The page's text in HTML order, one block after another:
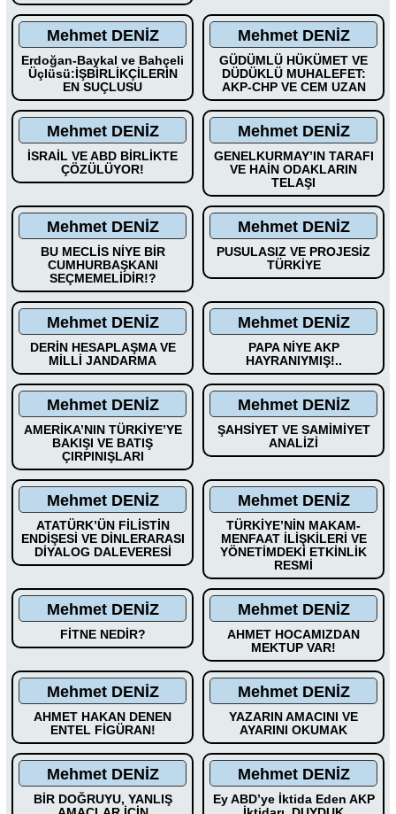
Mehmet DENİZ
Erdoğan-Baykal ve Bahçeli
Üçlüsü:İŞBİRLİKÇİLERİN
EN SUÇLUSU
Mehmet DENİZ
GÜDÜMLÜ HÜKÜMET VE
DÜDÜKLÜ MUHALEFET:
AKP-CHP VE CEM UZAN
Mehmet DENİZ
İSRAİL VE ABD BİRLİKTE
ÇÖZÜLÜYOR!
Mehmet DENİZ
GENELKURMAY’IN TARAFI
VE HAİN ODAKLARIN
TELAŞI
Mehmet DENİZ
BU MECLİS NİYE BİR
CUMHURBAŞKANI
SEÇMEMELİDİR!?
Mehmet DENİZ
PUSULASIZ VE PROJESİZ
TÜRKİYE
Mehmet DENİZ
DERİN HESAPLAŞMA VE
MİLLİ JANDARMA
Mehmet DENİZ
PAPA NİYE AKP
HAYRANIYMIŞ!..
Mehmet DENİZ
AMERİKA’NIN TÜRKİYE’YE
BAKIŞI VE BATIŞ
ÇIRPINIŞLARI
Mehmet DENİZ
ŞAHSİYET VE SAMİMİYET
ANALİZİ
Mehmet DENİZ
ATATÜRK’ÜN FİLİSTİN
ENDİŞESİ VE DİNLERARASI
DİYALOG DALEVERESİ
Mehmet DENİZ
TÜRKİYE’NİN MAKAM-
MENFAAT İLİŞKİLERİ VE
YÖNETİMDEKİ ETKİNLİK
RESMİ
Mehmet DENİZ
FİTNE NEDİR?
Mehmet DENİZ
AHMET HOCAMIZDAN
MEKTUP VAR!
Mehmet DENİZ
AHMET HAKAN DENEN
ENTEL FİGÜRAN!
Mehmet DENİZ
YAZARIN AMACINI VE
AYARINI OKUMAK
Mehmet DENİZ
BİR DOĞRUYU, YANLIŞ
Mehmet DENİZ
Ey ABD’ye İktida Eden AKP